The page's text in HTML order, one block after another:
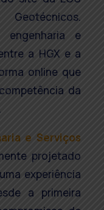
engenharia e
a HGX e a
online que
da
e Serviços
projetado
experiência
a primeira